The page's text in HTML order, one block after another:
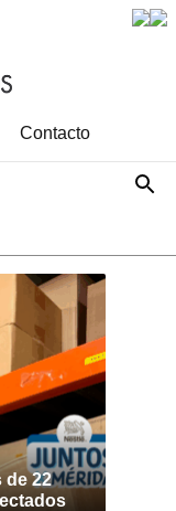
Contacto
de 22